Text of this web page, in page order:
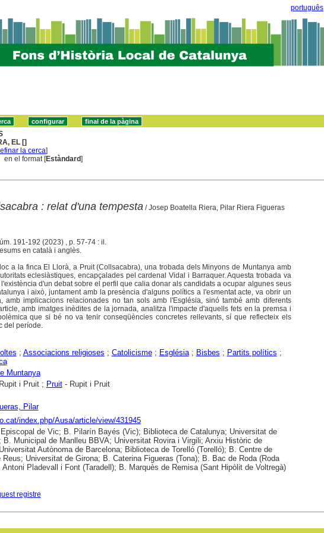
português
EL []
la cerca]
en el format [Estàndard]
: relat d'una tempesta/ Josep Boatella Riera, Pilar Riera Figueras
191-192 (2023) , p. 57-74 : il.
en català i anglès.
a la finca El Llorà, a Pruit (Collsacabra), una trobada dels Minyons de Muntanya amb
eclesiàstiques, encapçalades pel cardenal Vidal i Barraquer. Aquesta trobada va
d'un debat sobre el perfil que calia donar als candidats a ocupar algunes seus
i això, juntament amb la presència d'alguns polítics a l'esmentat acte, va obrir un
amb implicacions relacionades no tan sols amb l'Església, sinó també amb diferents
amb imatges inèdites de la jornada, analitza l'impacte d'aquells fets en la premsa i
que si bé no va tenir conseqüències concretes rellevants, sí que reflecteix els
del període.
; Associacions religioses ; Catolicisme; Església; Bisbes ; Partits polítics ;
Muntanya
i Pruit ; Pruit- Rupit i Pruit
Pilar
index.php/Ausa/article/view/431945
de Vic; B. Pilarín Bayés (Vic); Biblioteca de Catalunya; Universitat de
B. Municipal de Manlleu BBVA; Universitat Rovira i Virgili; Arxiu Històric de
Autònoma de Barcelona; Biblioteca de Torelló (Torelló); B. Centre de
Reus; Universitat de Girona; B. Caterina Figueras (Tona); B. Bac de Roda (Roda
Antoni Pladevall i Font (Taradell); B. Marquès de Remisa (Sant Hipòlit de Voltregà)
registre